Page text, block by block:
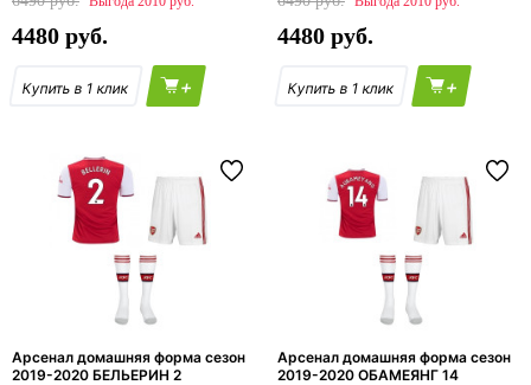
4480
+
4480
+
Арсенал домашняя форма сезон
2019-2020 БЕЛЬЕРИН 2
Арсенал домашняя форма сезон
2019-2020 ОБАМЕЯНГ 14